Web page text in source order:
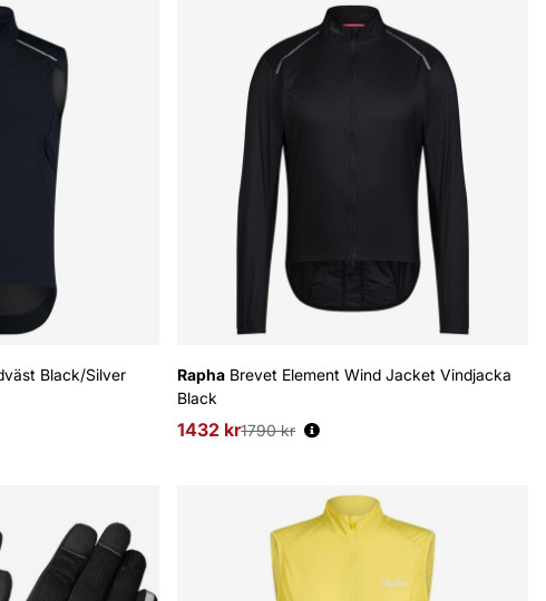
Black/Silver Rapha Brevet Element Wind Jacket Vindjacka
Black
1432 kr
Ordinarie pris:
1790 kr